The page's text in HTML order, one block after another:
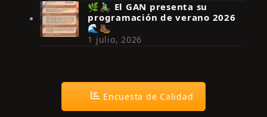
🌿🚴‍♂️ El GAN presenta su
programación de verano 2026
🌊🥾
1 julio, 2026
Encuesta de Calidad